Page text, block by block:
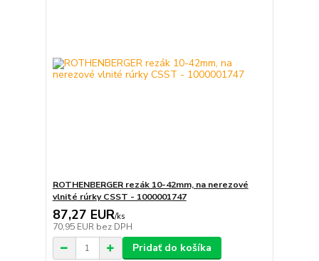
ROTHENBERGER rezák 10-42mm, na nerezové
vlnité rúrky CSST - 1000001747
87,27 EUR/ks
70,95 EUR bez DPH
Pridať do košíka